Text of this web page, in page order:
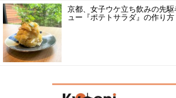
京都、女子ウケ立ち飲みの先
ュー『ポテトサラダ』の作り方